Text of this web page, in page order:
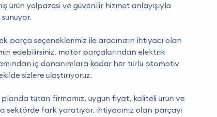
ürün yelpazesi ve güvenilir hizmet anlayışıyla
parça seçeneklerimiz ile aracınızın ihtiyacı olan
edebilirsiniz. motor parçalarından elektrik
iç donanımlara kadar her türlü otomotiv
sizlere ulaştırıyoruz.
tutan firmamız, uygun fiyat, kaliteli ürün ve
sektörde fark yaratıyor. i̇htiyacınız olan parçayı